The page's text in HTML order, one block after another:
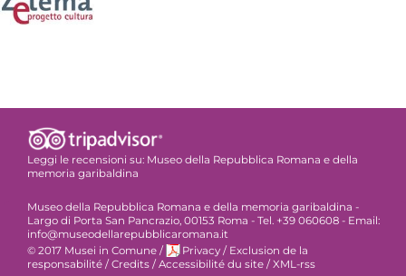
Leggi le recensioni su: Museo della Repubblica Romana e della
memoria garibaldina
Museo della Repubblica Romana e della memoria garibaldina -
Largo di Porta San Pancrazio, 00153 Roma - Tel. +39 060608 - Email:
info@museodellarepubblicaromana.it
© 2017 Musei in Comune / Privacy / Exclusion de la
responsabilité /Credits /Accessibilité du site /XML-rss